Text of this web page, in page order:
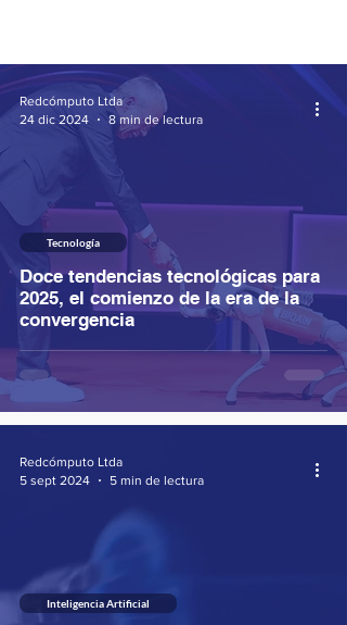
Doce tendencias tecnológicas para
2025, el comienzo de la era de la
convergencia
Tecnología
Redcómputo Ltda
24 dic 2024
8 min de lectura
Inteligencia Artificial
Redcómputo Ltda
5 sept 2024
5 min de lectura